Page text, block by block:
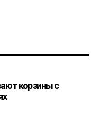
корзины с